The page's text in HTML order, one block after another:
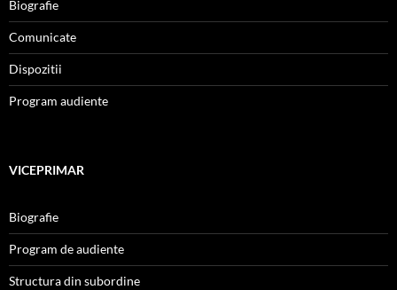
Biografie
Comunicate
Dispozitii
Program audiente
VICEPRIMAR
Biografie
Program de audiente
Structura din subordine